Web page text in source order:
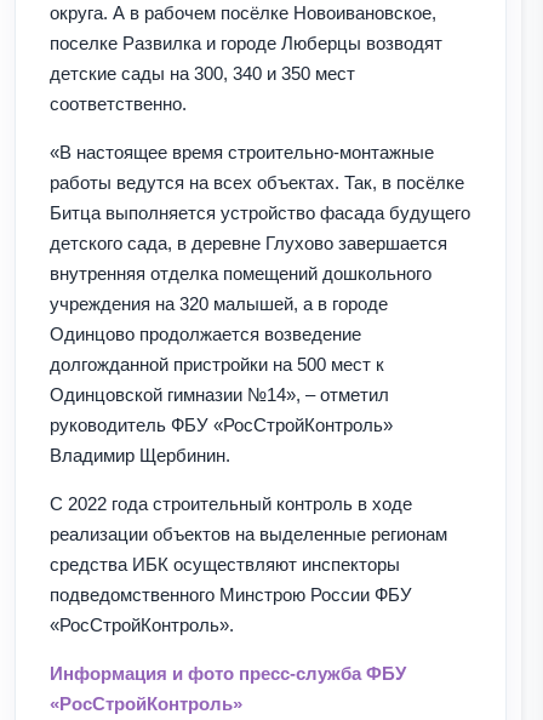
округа. А в рабочем посёлке Новоивановское,
поселке Развилка и городе Люберцы возводят
детские сады на 300, 340 и 350 мест
соответственно.
«В настоящее время строительно-монтажные
работы ведутся на всех объектах. Так, в посёлке
Битца выполняется устройство фасада будущего
детского сада, в деревне Глухово завершается
внутренняя отделка помещений дошкольного
учреждения на 320 малышей, а в городе
Одинцово продолжается возведение
долгожданной пристройки на 500 мест к
Одинцовской гимназии №14», – отметил
руководитель ФБУ «РосСтройКонтроль»
Владимир Щербинин.
С 2022 года строительный контроль в ходе
реализации объектов на выделенные регионам
средства ИБК осуществляют инспекторы
подведомственного Минстрою России ФБУ
«РосСтройКонтроль».
Информация и фото пресс-служба ФБУ
«РосСтройКонтроль»